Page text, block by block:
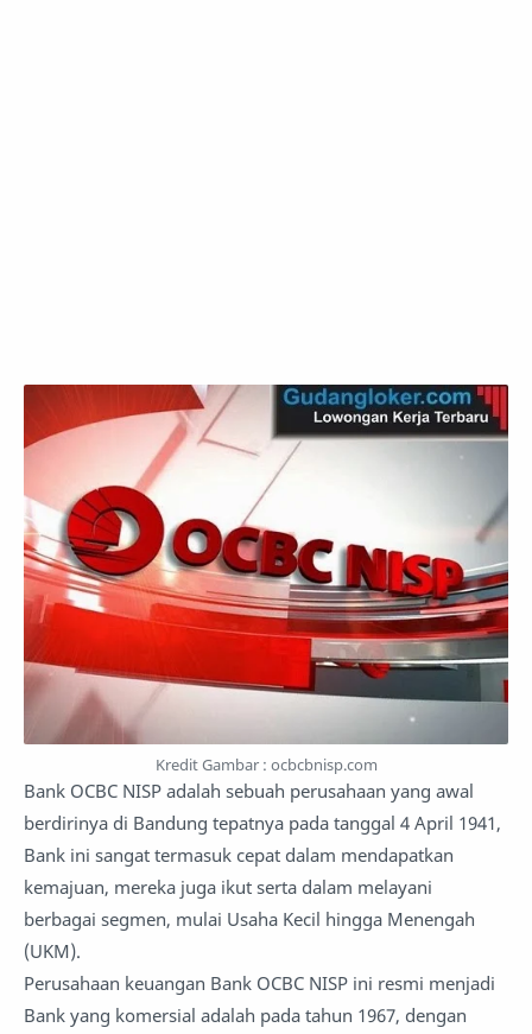
Kredit Gambar : ocbcbnisp.com
Bank OCBC NISP adalah sebuah perusahaan yang awal
berdirinya di Bandung tepatnya pada tanggal 4 April 1941,
Bank ini sangat termasuk cepat dalam mendapatkan
kemajuan, mereka juga ikut serta dalam melayani
berbagai segmen, mulai Usaha Kecil hingga Menengah
(UKM).
Perusahaan keuangan Bank OCBC NISP ini resmi menjadi
Bank yang komersial adalah pada tahun 1967, dengan